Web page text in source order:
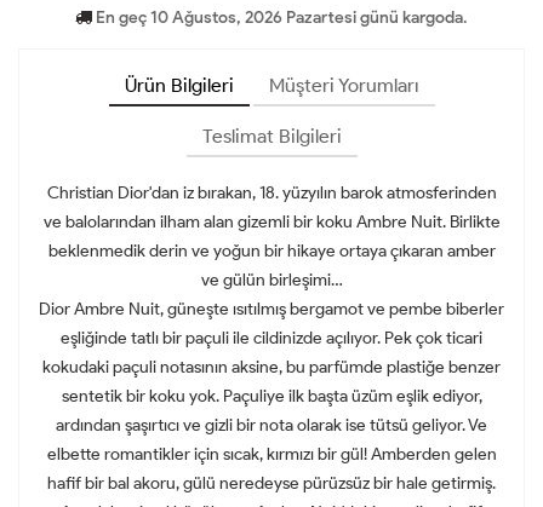
En geç 10 Ağustos, 2026 Pazartesi günü kargoda.
Ürün Bilgileri Müşteri Yorumları
Teslimat Bilgileri
Christian Dior'dan iz bırakan, 18. yüzyılın barok atmosferinden
ve balolarından ilham alan gizemli bir koku Ambre Nuit. Birlikte
beklenmedik derin ve yoğun bir hikaye ortaya çıkaran amber
ve gülün birleşimi…
Dior Ambre Nuit, güneşte ısıtılmış bergamot ve pembe biberler
eşliğinde tatlı bir paçuli ile cildinizde açılıyor. Pek çok ticari
kokudaki paçuli notasının aksine, bu parfümde plastiğe benzer
sentetik bir koku yok. Paçuliye ilk başta üzüm eşlik ediyor,
ardından şaşırtıcı ve gizli bir nota olarak ise tütsü geliyor. Ve
elbette romantikler için sıcak, kırmızı bir gül! Amberden gelen
hafif bir bal akoru, gülü neredeyse pürüzsüz bir hale getirmiş.